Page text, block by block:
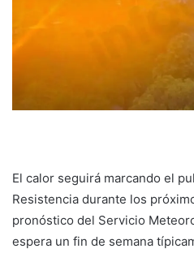
El calor seguirá marcando el
Resistencia durante los
pronóstico del Servicio
espera un fin de semana